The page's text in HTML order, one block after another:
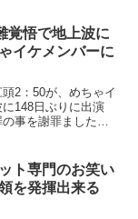
ナーが始まると、
その中...
覚悟で地上波に
イケメンバーに
2：50が、めちゃイ
148日ぶりに出演
事を謝罪ました。
で行われたイベント
ト専門のお笑い
を発揮出来る